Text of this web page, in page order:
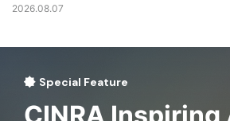
2026.08.07
Special Feature